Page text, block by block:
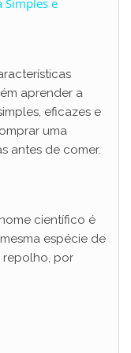
Simples e
aprender a
eficazes e
uma
antes de comer.
científico é
espécie de
repolho, por